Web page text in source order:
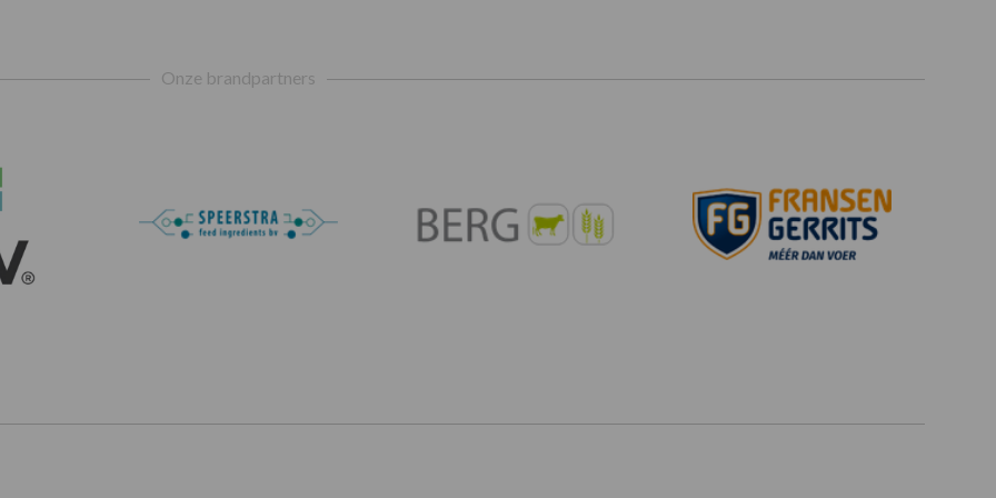
Onze brandpartners